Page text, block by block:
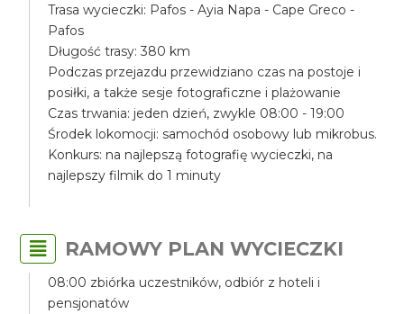
Trasa wycieczki: Pafos - Ayia Napa - Cape Greco -
Pafos
Długość trasy: 380 km
Podczas przejazdu przewidziano czas na postoje i
posiłki, a także sesje fotograficzne i plażowanie
Czas trwania: jeden dzień, zwykle 08:00 - 19:00
Środek lokomocji: samochód osobowy lub mikrobus.
Konkurs: na najlepszą fotografię wycieczki, na
najlepszy filmik do 1 minuty
RAMOWY PLAN WYCIECZKI
08:00 zbiórka uczestników, odbiór z hoteli i
pensjonatów